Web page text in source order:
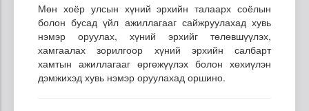
Мөн хоёр улсын хүний эрхийн талаарх соёлын
болон бусад үйл ажиллагааг сайжруулахад хувь
нэмэр оруулах, хүний эрхийг төлөвшүүлэх,
хамгаалах зорилгоор хүний эрхийн салбарт
хамтын ажиллагааг өргөжүүлэх болон хөхиүлэн
дэмжихэд хувь нэмэр оруулахад оршино.